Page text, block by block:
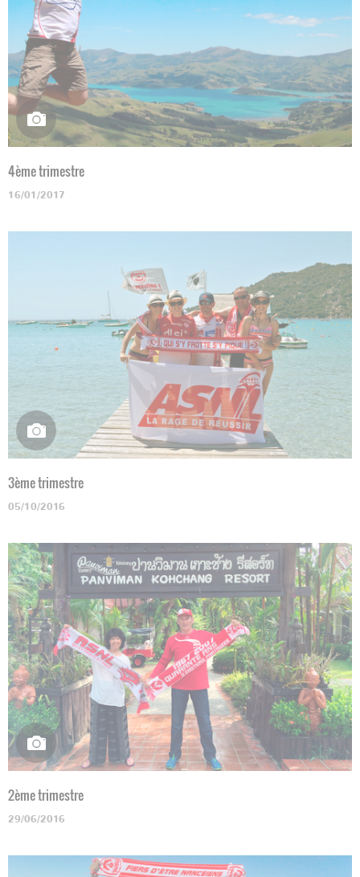
4ème trimestre
16/01/2017
3ème trimestre
05/10/2016
2ème trimestre
29/06/2016